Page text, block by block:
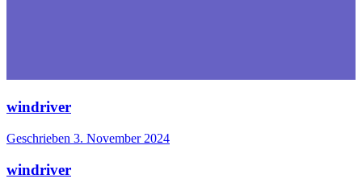
windriver
Geschrieben 3. November 2024
windriver